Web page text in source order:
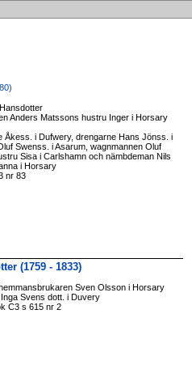
Anders Matssons hustru Inger i Horsary
Åkess. i Dufwery, drengarne Hans Jönss. i
Swenss. i Asarum, wagnmannen Oluf
Sisa i Carlshamn och nämbdeman Nils
i Horsary
nr 83
(1759 - 1833)
Sven Olsson i Horsary
Svens dott. i Duvery
C3 s 615 nr 2